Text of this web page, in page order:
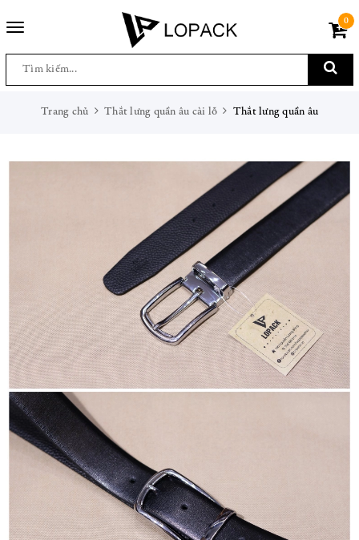
Toggle
0
Trang chủ Thắt lưng quần âu cài lỗ Thắt lưng quần âu